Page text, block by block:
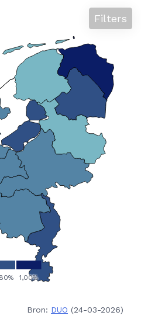
Filters
Bron: DUO (24-03-2026)